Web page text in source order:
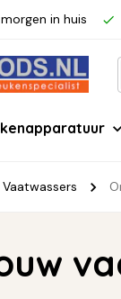
in huis
Vaatwassers